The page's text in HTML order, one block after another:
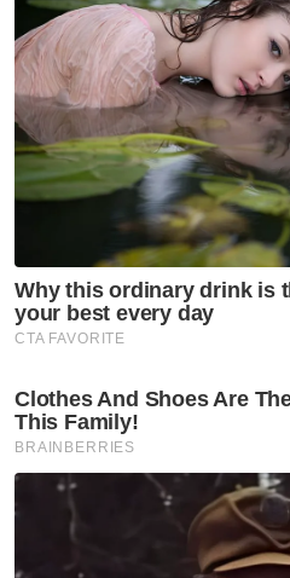
Mungkin pada mulanya
berjalan-jalan untuk
mari tanpa tujuan,
tempat lain dan lambat
Ada juga kes orang
merajuk dengan ibu
keputusan bermalam
tanpa memaklumkan
bapa kemudian
Namun begitu, dalam
yang berakhir dengan
tersebut amat
boleh dipandang
Biasanya, kes-kes